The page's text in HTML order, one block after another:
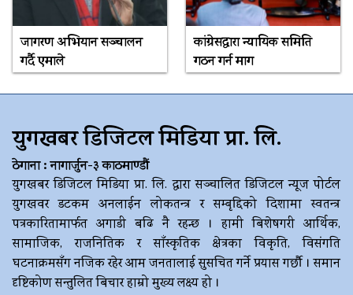
जागरण अभियान सञ्चालन
गर्दै एमाले
कांग्रेसद्वारा न्यायिक समिति
गठन गर्न माग
युगखबर डिजिटल मिडिया प्रा. लि.
ठेगाना : नागार्जुन-३ काठमाण्डौं
युगखबर डिजिटल मिडिया प्रा. लि. द्धारा सञ्चालित डिजिटल न्यूज पोर्टल
युगखवर डटकम अनलाईन लोकतन्त्र र सम्बृद्दिको दिशामा स्वतन्त्र
पत्रकारितामार्फत अगाडी बढि नै रहन्छ । हामी बिशेषगरी आर्थिक,
सामाजिक, राजनितिक र साँस्कृतिक क्षेत्रका विकृति, विसंगति
घटनाक्रमसँग नजिक रहेर आम जनतालाई सुसचित गर्ने प्रयास गर्छौ । समान
दृष्टिकोण सन्तुलित बिचार हाम्रो मुख्य लक्ष्य हो ।